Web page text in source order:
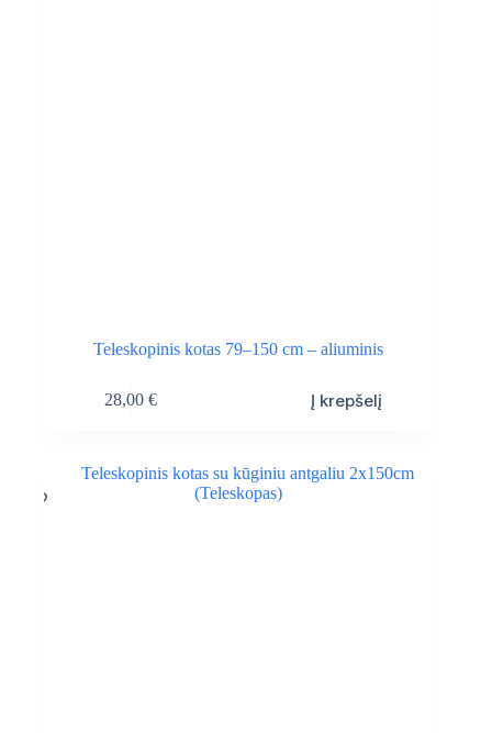
Teleskopinis kotas 79–150 cm – aliuminis
28,00 € Į krepšelį